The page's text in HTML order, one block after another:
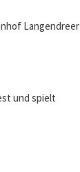
Langendreer
und spielt